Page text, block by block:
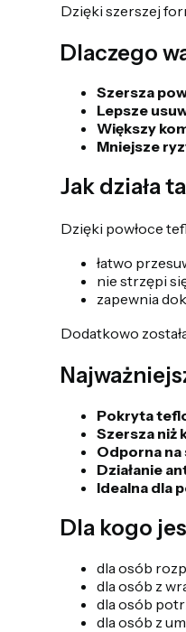
Dzięki szerszej
Dlaczego
Szersza
Lepsze
Większy
Mniejsze
Jak działa
Dzięki powłoce
łatwo
nie strzępi
zapewnia
Dodatkowo
Pokryta
Szersza niż
Odporna
Działanie
Idealna dla
Dla kogo
dla osób
dla osób z
dla osób
dla osób z